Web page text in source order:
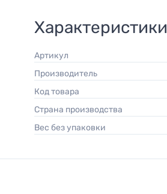
Характеристики
Артикул
Производитель
Код товара
Страна производства
Вес без упаковки